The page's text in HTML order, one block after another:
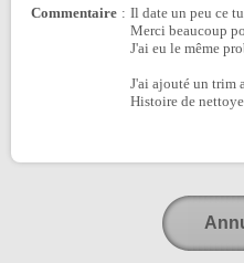
Commentaire : Il date un peu ce
Merci beaucoup
J'ai eu le même
J'ai ajouté un trim
Histoire de